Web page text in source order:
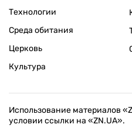
Технологии
Среда обитания
Церковь
Культура
Использование материалов
условии ссылки на «ZN.UA».